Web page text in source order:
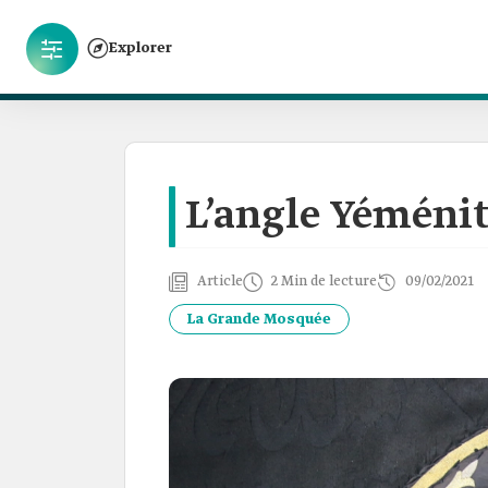
Explorer
L’angle
Article 2 Min de lecture 09/02/2021
La Grande Mosquée